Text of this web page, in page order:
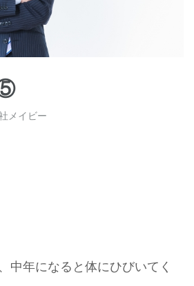
メイビー
中年になると体にひびいてく